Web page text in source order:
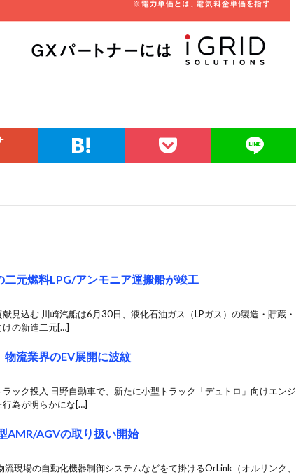
二元燃料LPG/アンモニア運搬船が竣工
見込む 川崎汽船は6月30日、液化石油ガス（LPガス）の製造・貯蔵・
の新造二元[…]
物流業界のEV展開に波紋
ック投入 日野自動車で、新たに小型トラック「デュトロ」向けエンジ
為が明らかにな[…]
AMR/AGVの取り扱い開始
現場の自動化機器制御システムなどをて掛けるOrLink（オルリンク、